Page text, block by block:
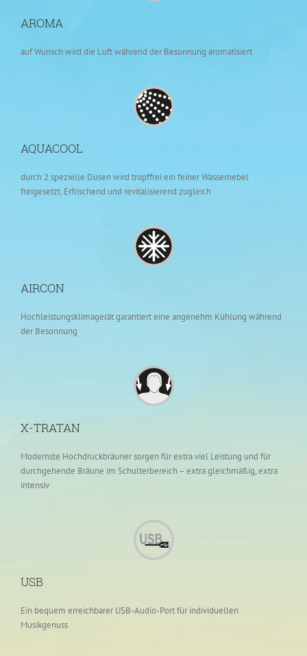
AROMA
auf Wunsch wird die Luft während der Besonnung aromatisiert
AQUACOOL
durch 2 spezielle Düsen wird tropffrei ein feiner Wassernebel
freigesetzt. Erfrischend und revitalisierend zugleich
AIRCON
Hochleistungsklimagerät garantiert eine angenehm Kühlung während
der Besonnung
X-TRATAN
Modernste Hochdruckbräuner sorgen für extra viel Leistung und für
durchgehende Bräune im Schulterbereich – extra gleichmäßig, extra
intensiv
USB
Ein bequem erreichbarer USB-Audio-Port für individuellen
Musikgenuss